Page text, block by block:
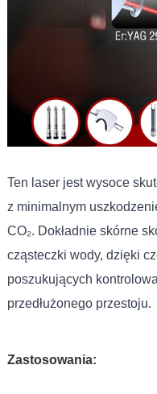
Ten laser jest wysoce
z minimalnym
CO₂. Dokładnie skórne
cząsteczki wody, dzięki
poszukujących
przedłużonego przestoju.
Zastosowania: